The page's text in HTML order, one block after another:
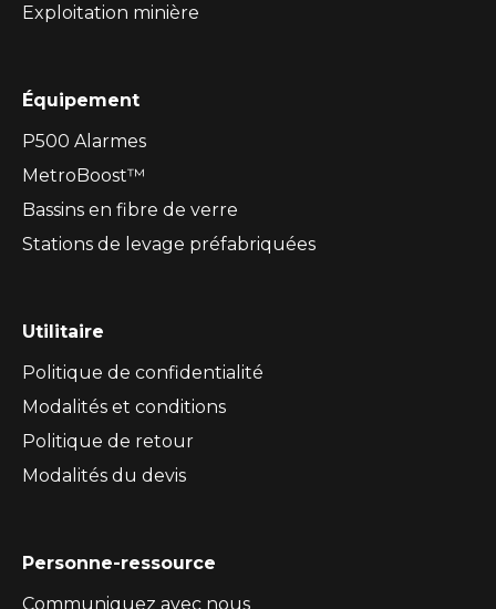
Exploitation minière
Équipement
P500 Alarmes
MetroBoost™
Bassins en fibre de verre
Stations de levage préfabriquées
Utilitaire
Politique de confidentialité
Modalités et conditions
Politique de retour
Modalités du devis
Personne-ressource
Communiquez avec nous